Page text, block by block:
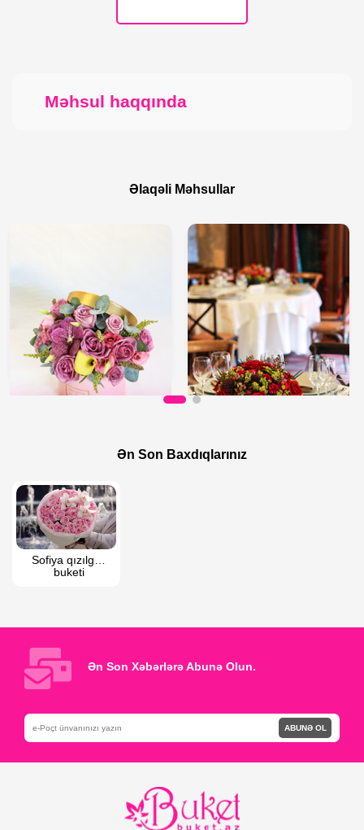
Məhsul haqqında
Əlaqəli Məhsullar
Xəyal BuketiƏn Son Baxdıqlarınız
Sofiya qızılgül
buketi
Ən Son Xəbərlərə Abunə Olun.
ABUNƏ OL